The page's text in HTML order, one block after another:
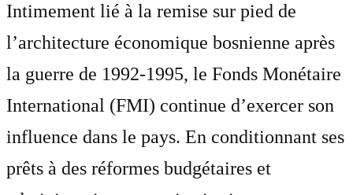
Intimement lié à la remise sur pied de
l’architecture économique bosnienne après
la guerre de 1992-1995, le Fonds Monétaire
International (FMI) continue d’exercer son
influence dans le pays. En conditionnant ses
prêts à des réformes budgétaires et